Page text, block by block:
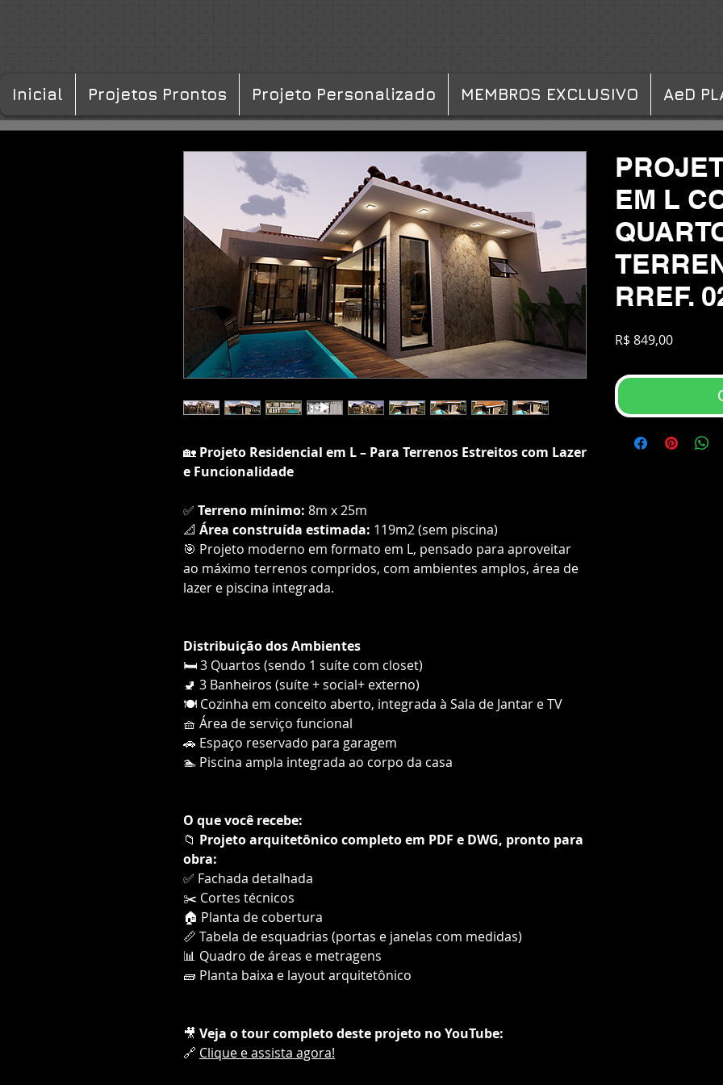
Inicial Projetos Prontos Projeto Personalizado MEMBROS EXCLUSIVO AeD
🏡 Projeto Residencial em L – Para Terrenos Estreitos com Lazer
e Funcionalidade
✅ Terreno mínimo: 8m x 25m
📐 Área construída estimada: 119m2 (sem piscina)
🎯 Projeto moderno em formato em L, pensado para aproveitar
ao máximo terrenos compridos, com ambientes amplos, área de
lazer e piscina integrada.
Distribuição dos Ambientes
🛏️ 3 Quartos (sendo 1 suíte com closet)
🚽 3 Banheiros (suíte + social+ externo)
🍽️ Cozinha em conceito aberto, integrada à Sala de Jantar e TV
🧺 Área de serviço funcional
🚗 Espaço reservado para garagem
🏊 Piscina ampla integrada ao corpo da casa
O que você recebe:
📁 Projeto arquitetônico completo em PDF e DWG, pronto para
obra:
✅ Fachada detalhada
✂️ Cortes técnicos
🏠 Planta de cobertura
📏 Tabela de esquadrias (portas e janelas com medidas)
📊 Quadro de áreas e metragens
🧱 Planta baixa e layout arquitetônico
🎥 Veja o tour completo deste projeto no YouTube:
🔗 Clique e assista agora!
EM L
RREF.
R$ 849,00Preço